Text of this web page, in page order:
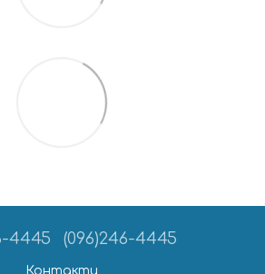
4445 (096)246-4445
Контакти